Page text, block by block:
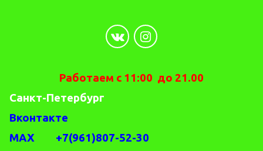
Работаем с 11:00 до 21.00
Санкт-Петербург
Вконтакте
MAX +7(961)807-52-30